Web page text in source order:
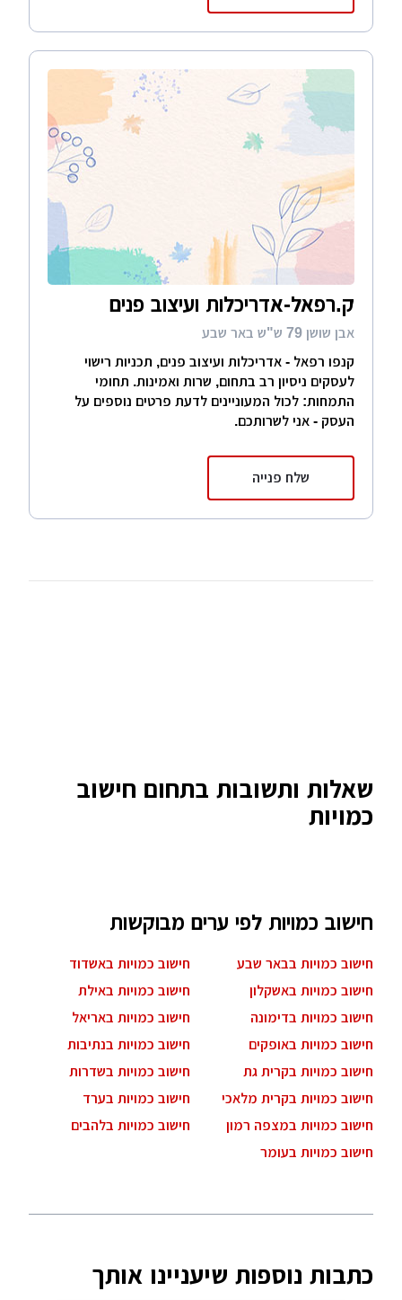
ק.רפאל-אדריכלות ועיצוב פנים
אבן שושן 79 ש"ש באר שבע
קנפו רפאל - אדריכלות ועיצוב פנים, תכניות רישוי
לעסקים ניסיון רב בתחום, שרות ואמינות. תחומי
התמחות: לכול המעוניינים לדעת פרטים נוספים על
העסק - אני לשרותכם.
שלח פנייה
שאלות ותשובות בתחום חישוב
כמויות
חישוב כמויות לפי ערים מבוקשות
חישוב כמויות בבאר שבע
חישוב כמויות באשדוד
חישוב כמויות באשקלון
חישוב כמויות באילת
חישוב כמויות בדימונה
חישוב כמויות באריאל
חישוב כמויות באופקים
חישוב כמויות בנתיבות
חישוב כמויות בקרית גת
חישוב כמויות בשדרות
חישוב כמויות בקרית מלאכי
חישוב כמויות בערד
חישוב כמויות במצפה רמון
חישוב כמויות בלהבים
חישוב כמויות בעומר
כתבות נוספות שיעניינו אותך